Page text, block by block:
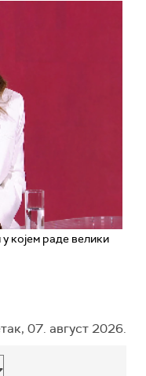
којем раде велики
07. август 2026.